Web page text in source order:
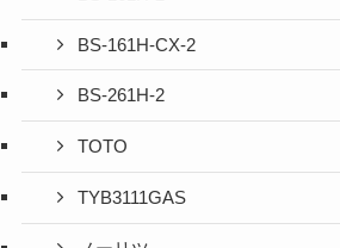
BS-161H-CX-2
BS-261H-2
TOTO
TYB3111GAS